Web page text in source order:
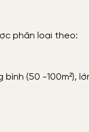
phân loại theo:
bình (50 -100m²),